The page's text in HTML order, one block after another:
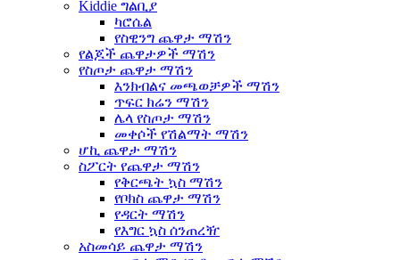
Kiddie ግልቢያ
ካሮሴል
የስዊንግ ጨዋታ ማሽን
የልጆች ጨዋታዎች ማሽን
የስጦታ ጨዋታ ማሽን
እንክብልና መጫወቻዎች ማሽን
ጥፍር ክሬን ማሽን
ሌላ የስጦታ ማሽን
መቀሶች የሽልማት ማሽን
ሆኪ ጨዋታ ማሽን
ስፖርት የጨዋታ ማሽን
የቅርጫት ኳስ ማሽን
የቦክስ ጨዋታ ማሽን
የዳርት ማሽን
የእግር ኳስ ሰንጠረዥ
አስመሳይ ጨዋታ ማሽን